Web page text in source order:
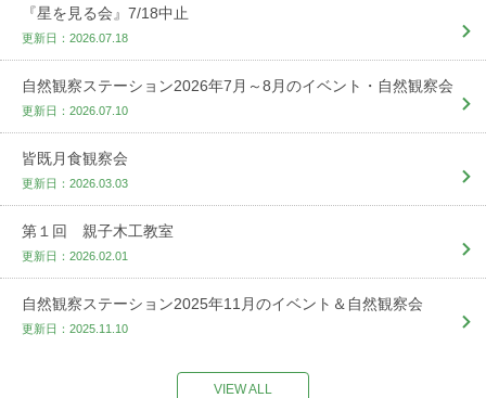
『星を見る会』7/18中止
更新日：2026.07.18
自然観察ステーション2026年7月～8月のイベント・自然観察会
更新日：2026.07.10
皆既月食観察会
更新日：2026.03.03
第１回 親子木工教室
更新日：2026.02.01
自然観察ステーション2025年11月のイベント＆自然観察会
更新日：2025.11.10
VIEW ALL